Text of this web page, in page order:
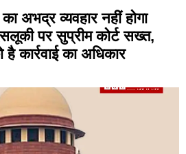
अभद्र व्यवहार नहीं होगा
पर सुप्रीम कोर्ट सख्त,
कार्रवाई का अधिकार